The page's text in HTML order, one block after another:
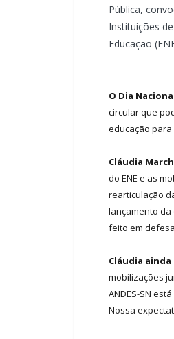
Pública,
Instituições
Educação
O Dia
circular que
educação para
Cláudia
do ENE e as
rearticulação
lançamento da
feito em
Cláudia
mobilizações
ANDES-SN
Nossa